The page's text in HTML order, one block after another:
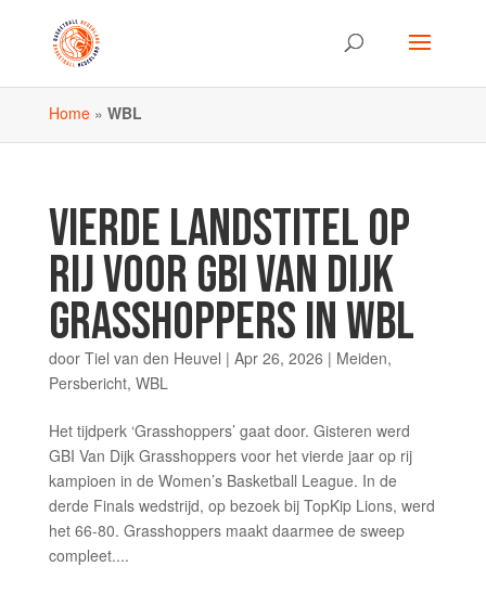
Home» WBL
VIERDE LANDSTITEL OP
RIJ VOOR GBI VAN DIJK
GRASSHOPPERS IN WBL
door Tiel van den Heuvel | Apr 26, 2026 | Meiden,
Persbericht, WBL
Het tijdperk ‘Grasshoppers’ gaat door. Gisteren werd
GBI Van Dijk Grasshoppers voor het vierde jaar op rij
kampioen in de Women’s Basketball League. In de
derde Finals wedstrijd, op bezoek bij TopKip Lions, werd
het 66-80. Grasshoppers maakt daarmee de sweep
compleet....